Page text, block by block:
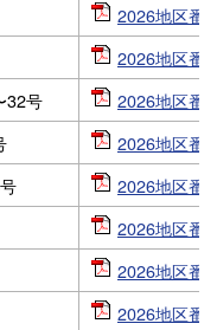
2026地区番
2026地区番
32号
2026地区番
2026地区番
2026地区番
2026地区番
2026地区番
2026地区番